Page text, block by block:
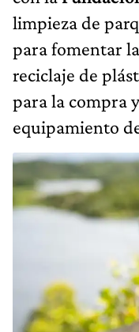
limpieza de
para fomentar
reciclaje de
para la compra
equipamiento